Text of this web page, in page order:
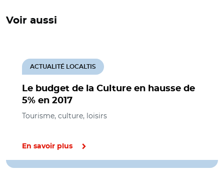
Voir aussi
Le budget de la Culture en hausse de
5% en 2017
ACTUALITÉ LOCALTIS
Tourisme, culture, loisirs
En savoir plus